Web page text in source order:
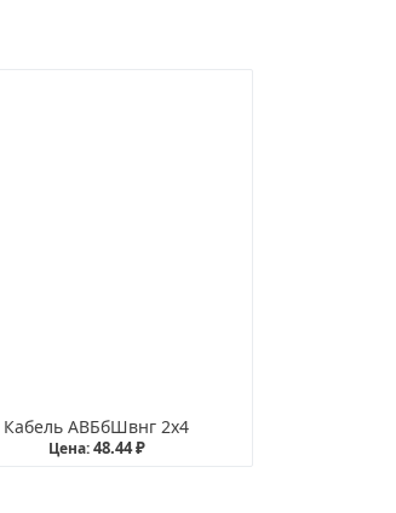
Кабель АВБбШвнг 2х4
Цена:48.44 ₽